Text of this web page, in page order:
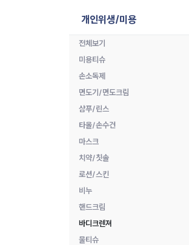
개인위생/미용
전체보기
미용티슈
손소독제
면도기/면도크림
샴푸/린스
타올/손수건
마스크
치약/칫솔
로션/스킨
비누
핸드크림
바디크렌져
물티슈